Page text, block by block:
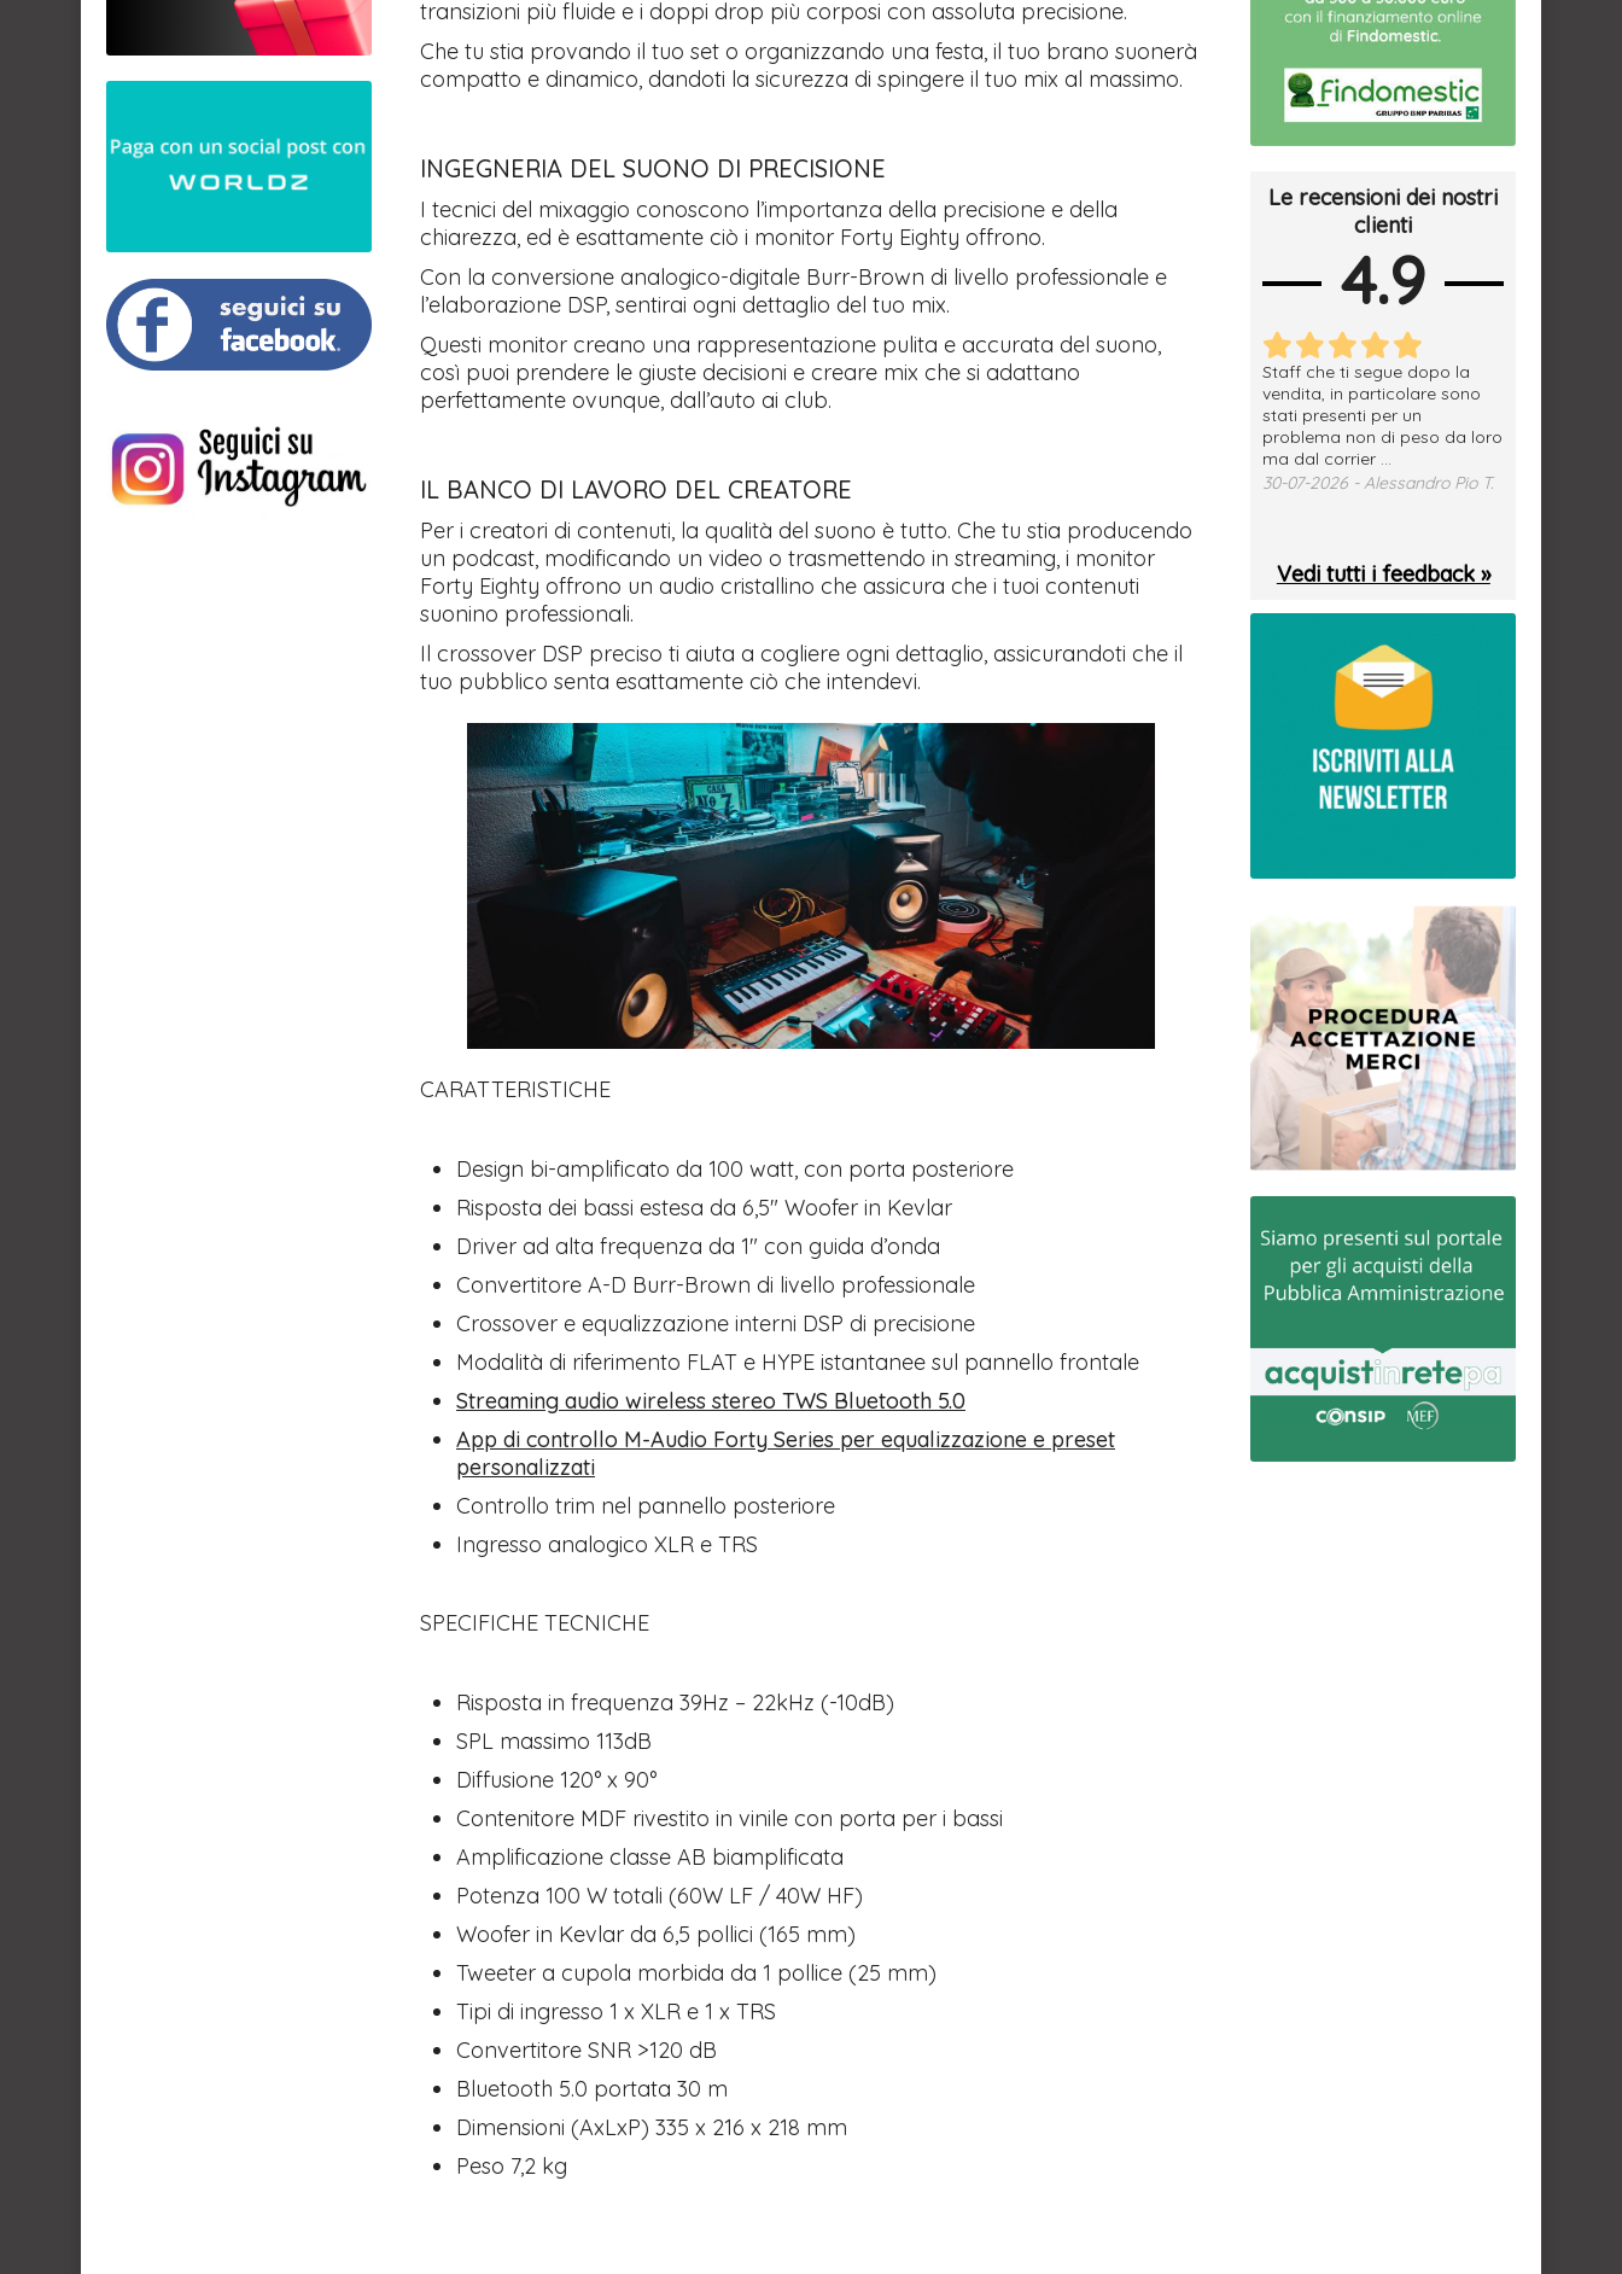
transizioni più fluide e i doppi drop più corposi con assoluta precisione.
Che tu stia provando il tuo set o organizzando una festa, il tuo brano suonerà
compatto e dinamico, dandoti la sicurezza di spingere il tuo mix al massimo.
INGEGNERIA DEL SUONO DI PRECISIONE
I tecnici del mixaggio conoscono l’importanza della precisione e della
chiarezza, ed è esattamente ciò i monitor Forty Eighty offrono.
Con la conversione analogico-digitale Burr-Brown di livello professionale e
l’elaborazione DSP, sentirai ogni dettaglio del tuo mix.
Questi monitor creano una rappresentazione pulita e accurata del suono,
così puoi prendere le giuste decisioni e creare mix che si adattano
perfettamente ovunque, dall’auto ai club.
IL BANCO DI LAVORO DEL CREATORE
Per i creatori di contenuti, la qualità del suono è tutto. Che tu stia producendo
un podcast, modificando un video o trasmettendo in streaming, i monitor
Forty Eighty offrono un audio cristallino che assicura che i tuoi contenuti
suonino professionali.
Il crossover DSP preciso ti aiuta a cogliere ogni dettaglio, assicurandoti che il
tuo pubblico senta esattamente ciò che intendevi.
CARATTERISTICHE
​Design bi-amplificato da 100 watt, con porta posteriore
​Risposta dei bassi estesa da 6,5″ Woofer in Kevlar
​Driver ad alta frequenza da 1″ con guida d’onda
​Convertitore A-D Burr-Brown di livello professionale
​Crossover e equalizzazione interni DSP di precisione
​Modalità di riferimento FLAT e HYPE istantanee sul pannello frontale
Streaming audio wireless stereo TWS Bluetooth 5.0
​App di controllo M-Audio Forty Series per equalizzazione e preset
personalizzati
​Controllo trim nel pannello posteriore
​Ingresso analogico XLR e TRS​
SPECIFICHE TECNICHE
​Risposta in frequenza 39Hz – 22kHz (-10dB)
​SPL massimo 113dB
​Diffusione 120° x 90°
​Contenitore MDF rivestito in vinile con porta per i bassi
​Amplificazione classe AB biamplificata
​Potenza 100 W totali (60W LF / 40W HF)
​Woofer in Kevlar da 6,5 pollici (165 mm)
​Tweeter a cupola morbida da 1 pollice (25 mm)
​Tipi di ingresso 1 x XLR e 1 x TRS
​Convertitore SNR >120 dB
​Bluetooth 5.0 portata 30 m
​Dimensioni (AxLxP) 335 x 216 x 218 mm
​Peso 7,2 kg​
Le recensioni dei nostri
clienti
4.9
Tutto perfetto, materiale
Staff che ti segue dopo la
vendita, in particolare sono
stati presenti per un
problema non di peso da loro
ma dal corrier ...
30-07-2026 - Alessandro Pio T.
Vedi tutti i feedback »